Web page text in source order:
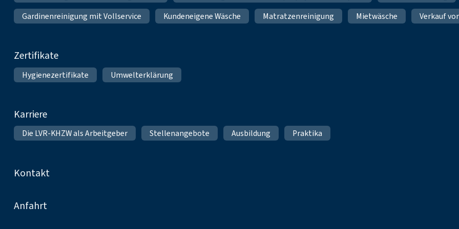
Gardinenreinigung mit Vollservice
Kundeneigene Wäsche Matratzenreinigung Mietwäsche Verkauf
Zertifikate
Hygienezertifikate Umwelterklärung
Karriere
Die LVR-KHZW als Arbeitgeber Stellenangebote Ausbildung Praktika
Kontakt
Anfahrt